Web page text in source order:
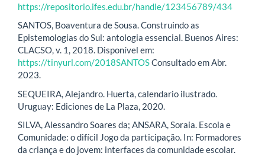
https://repositorio.ifes.edu.br/handle/123456789/434
SANTOS, Boaventura de Sousa. Construindo as
Epistemologias do Sul: antologia essencial. Buenos Aires:
CLACSO, v. 1, 2018. Disponível em:
https://tinyurl.com/2018SANTOSConsultado em Abr.
2023.
SEQUEIRA, Alejandro. Huerta, calendario ilustrado.
Uruguay: Ediciones de La Plaza, 2020.
SILVA, Alessandro Soares da; ANSARA, Soraia. Escola e
Comunidade: o difícil Jogo da participação. In: Formadores
da criança e do jovem: interfaces da comunidade escolar.